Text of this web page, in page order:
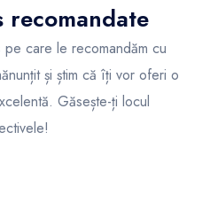
recomandate
care le recomandăm cu
și știm că îți vor oferi o
Găsește-ți locul